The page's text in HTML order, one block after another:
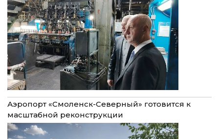
Аэропорт «Смоленск-Северный» готовится к
масштабной реконструкции